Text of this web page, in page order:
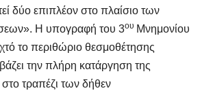
δύο επιπλέον στο πλαίσιο των
Η υπογραφή του 3ου Μνημονίου
το περιθώριο θεσμοθέτησης
την πλήρη κατάργηση της
στο τραπέζι των δήθεν